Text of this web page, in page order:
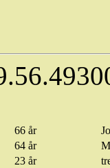
66 år
64 år
23 år